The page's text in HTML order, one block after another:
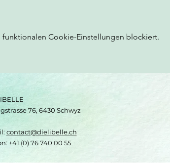
Cookie-Einstellungen blockiert.
76, 6430 Schwyz
contact@dielibelle.ch
+41 (0) 76 740 00 55